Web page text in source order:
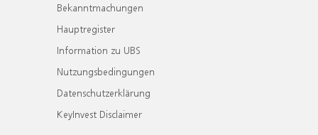
Bekanntmachungen
Hauptregister
Information zu UBS
Nutzungsbedingungen
Datenschutzerklärung
KeyInvest Disclaimer